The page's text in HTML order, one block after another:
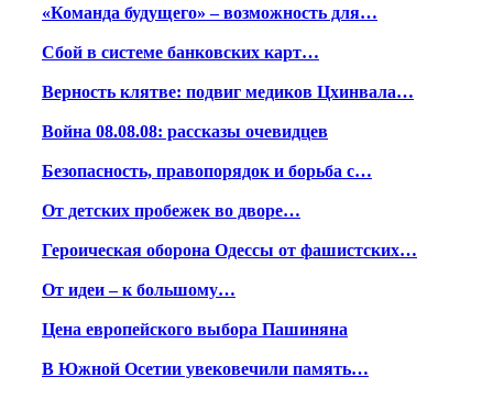
«Команда будущего» – возможность для…
Сбой в системе банковских карт…
Верность клятве: подвиг медиков Цхинвала…
Война 08.08.08: рассказы очевидцев
Безопасность, правопорядок и борьба с…
От детских пробежек во дворе…
Героическая оборона Одессы от фашистских…
От идеи – к большому…
Цена европейского выбора Пашиняна
В Южной Осетии увековечили память…